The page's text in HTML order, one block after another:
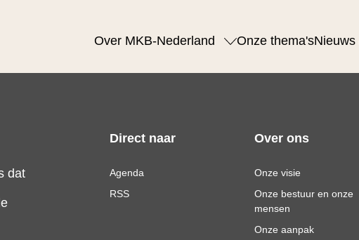
Over MKB-Nederland Onze thema's
dat
Direct naar
Agenda
RSS
Over ons
Onze visie
Onze bestuur en onze
mensen
Onze aanpak